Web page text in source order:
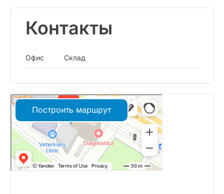
Контакты
Офис Склад
Построить маршрут